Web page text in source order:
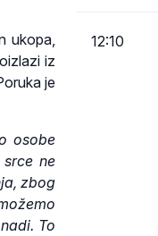
ukopa,
iz
je
osobe
ne
zbog
To
12:10